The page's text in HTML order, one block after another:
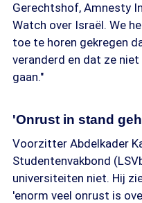
Gerechtshof, Amnesty
Watch over Israël. We
toe te horen gekregen
veranderd en dat ze
gaan."
'Onrust in stand
Voorzitter Abdelkader
Studentenvakbond
universiteiten niet. Hij
'enorm veel onrust is